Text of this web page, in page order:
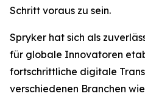
Schritt voraus zu sein.
Spryker hat sich als
für globale Innovatoren
fortschrittliche digitale
verschiedenen Branchen